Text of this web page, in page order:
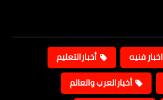
اخبار فنيه
أخبارالتعليم
أخبارالعرب والعالم